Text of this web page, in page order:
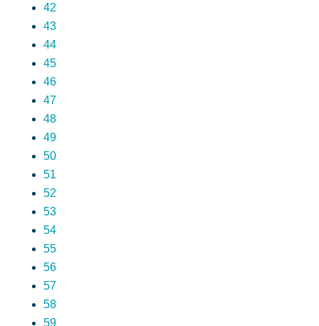
42
43
44
45
46
47
48
49
50
51
52
53
54
55
56
57
58
59